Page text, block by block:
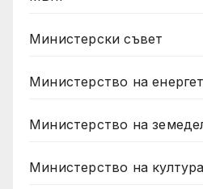
Министерски съвет
Министерство на
Министерство на
Министерство на